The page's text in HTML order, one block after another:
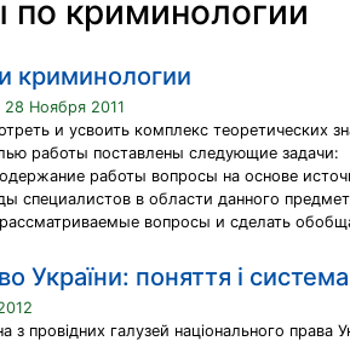
по криминологии
криминологии
28 Ноября 2011
и усвоить комплекс теоретических
работы поставлены следующие задачи:
работы вопросы на основе
специалистов в области данного
рассматриваемые вопросы и сделать
України: поняття і система
з провідних галузей національного